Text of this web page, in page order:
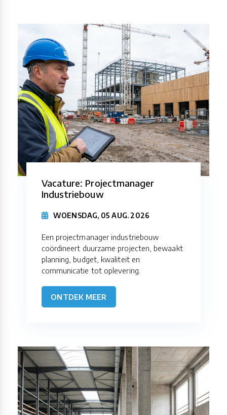
Vacature: Projectmanager
Industriebouw
WOENSDAG, 05 AUG. 2026
Een projectmanager industriebouw
coördineert duurzame projecten, bewaakt
planning, budget, kwaliteit en
communicatie tot oplevering.
ONTDEK MEER